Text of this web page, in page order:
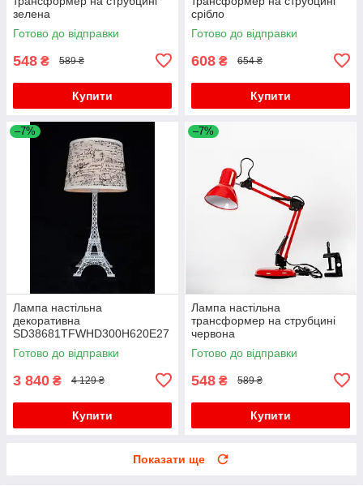
зелена
Готово до відправки
548 ₴ 589 ₴
Купити
срібло
Готово до відправки
608 ₴ 654 ₴
Купити
–7%
Лампа настільна
декоративна
SD38681TFWHD300H620E27
*1
Готово до відправки
3 840 ₴ 4 129 ₴
Купити
–7%
Лампа настільна
трансформер на струбцині
червона
Готово до відправки
548 ₴ 589 ₴
Купити
Показати ще